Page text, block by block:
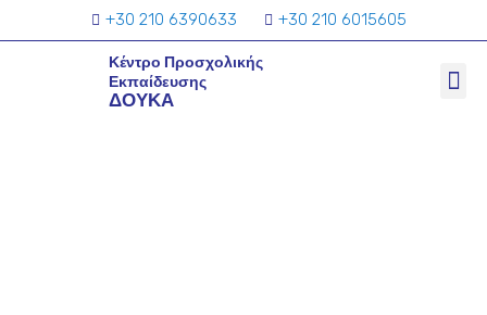
+30 210 6390633 +30 210 6015605
Κέντρο Προσχολικής
Εκπαίδευσης
ΔΟΥΚΑ